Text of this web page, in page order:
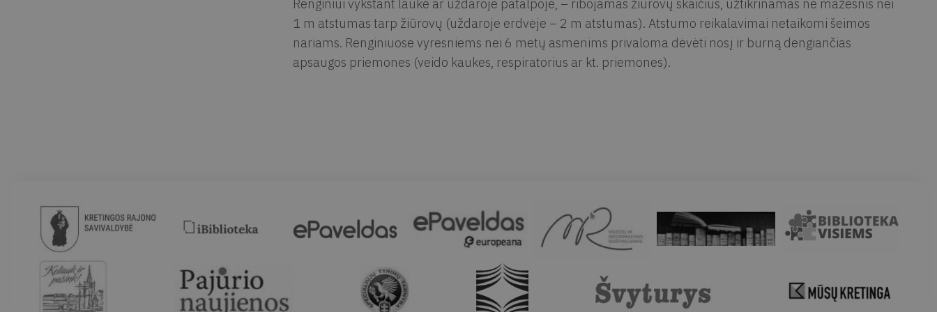
Renginiui vykstant lauke ar uždaroje patalpoje, – ribojamas žiūrovų skaičius, užtikrinamas ne mažesnis nei
1 m atstumas tarp žiūrovų (uždaroje erdvėje – 2 m atstumas). Atstumo reikalavimai netaikomi šeimos
nariams. Renginiuose vyresniems nei 6 metų asmenims privaloma dėvėti nosį ir burną dengiančias
apsaugos priemones (veido kaukes, respiratorius ar kt. priemones).